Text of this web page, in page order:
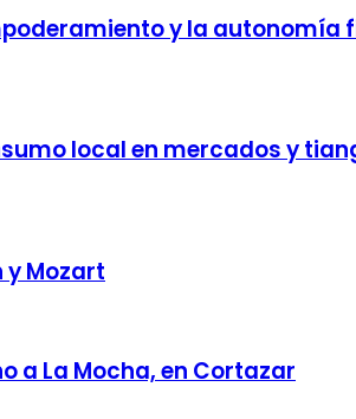
y la autonomía
local en mercados y
y Mozart
a La Mocha, en Cortazar